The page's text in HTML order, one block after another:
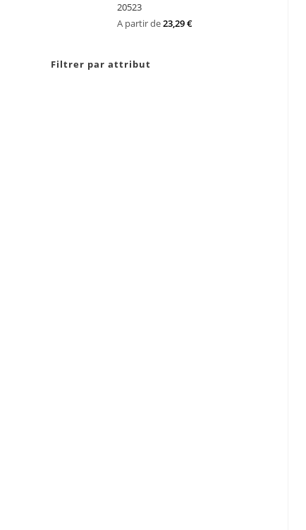
20523
A partir de23,29€
Filtrer par attribut